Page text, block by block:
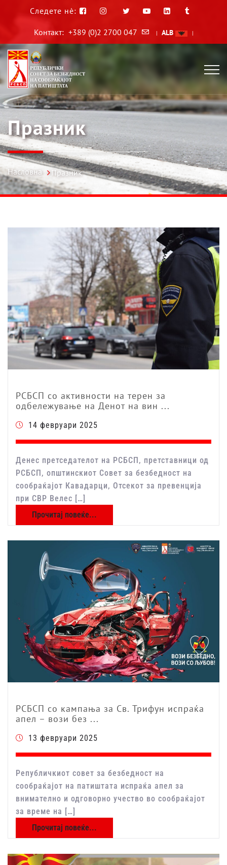
Следете нè:
Контакт: +389 (0)2 2700 047 | ALB |
Празник
Насловна Празник
РСБСП со активности на терен за
одбележување на Денот на вин ...
14 февруари 2025
Денес претседателот на РСБСП, претставници од
РСБСП, општинскиот Совет за безбедност на
сообраќајот Кавадарци, Отсекот за превенција
при СВР Велес […]
Прочитај повеќе...
РСБСП со кампања за Св. Трифун испраќа
апел – вози без ...
13 февруари 2025
Републичкиот совет за безбедност на
сообраќајот на патиштата испраќа апел за
внимателно и одговорно учество во сообраќајот
за време на […]
Прочитај повеќе...